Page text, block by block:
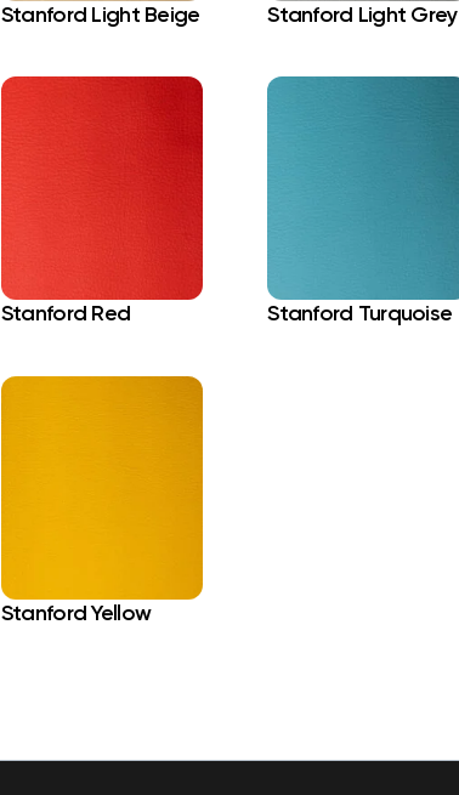
Stanford Light Beige Stanford Light Grey
Stanford Red Stanford Turquoise
Stanford Yellow